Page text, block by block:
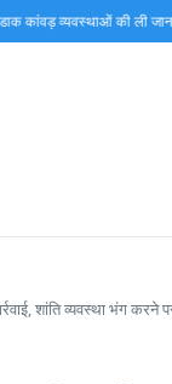
व्यवस्थाओं की ली जानकारी…
शांति व्यवस्था भंग करने